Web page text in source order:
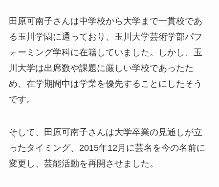
田原可南子さんは中学校から大学まで一貫校であ
る玉川学園に通っており、玉川大学芸術学部パフ
ォーミング学科に在籍していました。しかし、玉
川大学は出席数や課題に厳しい学校であったた
め、在学期間中は学業を優先することにしたそう
です。
そして、田原可南子さんは大学卒業の見通しが立
ったタイミング、2015年12月に芸名を今の名前に
変更し、芸能活動を再開させました。